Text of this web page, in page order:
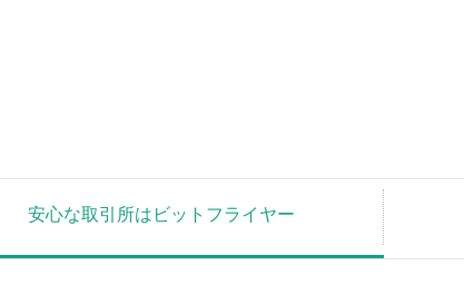
安心な取引所はビットフライヤー